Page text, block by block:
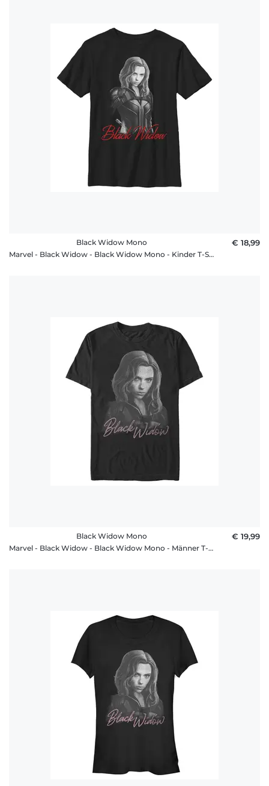
Black Widow Mono
Marvel - Black Widow - Black Widow Mono - Kinder T-Shirt
€ 18,99
Black Widow Mono
Marvel - Black Widow - Black Widow Mono - Männer T-Shirt
€ 19,99